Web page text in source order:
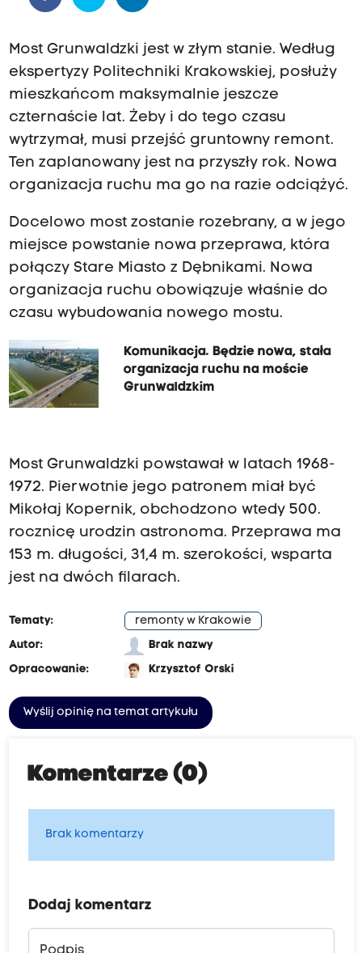
Most Grunwaldzki jest w złym stanie. Według
ekspertyzy Politechniki Krakowskiej, posłuży
mieszkańcom maksymalnie jeszcze
czternaście lat. Żeby i do tego czasu
wytrzymał, musi przejść gruntowny remont.
Ten zaplanowany jest na przyszły rok. Nowa
organizacja ruchu ma go na razie odciążyć.
Docelowo most zostanie rozebrany, a w jego
miejsce powstanie nowa przeprawa, która
połączy Stare Miasto z Dębnikami. Nowa
organizacja ruchu obowiązuje właśnie do
czasu wybudowania nowego mostu.
Komunikacja. Będzie nowa, stała
organizacja ruchu na moście
Grunwaldzkim
Most Grunwaldzki powstawał w latach 1968-
1972. Pierwotnie jego patronem miał być
Mikołaj Kopernik, obchodzono wtedy 500.
rocznicę urodzin astronoma. Przeprawa ma
153 m. długości, 31,4 m. szerokości, wsparta
jest na dwóch filarach.
Tematy:
remonty w Krakowie
Autor:
Brak nazwy
Opracowanie:
Krzysztof Orski
Wyślij opinię na temat artykułu
Komentarze (0)
Brak komentarzy
Dodaj komentarz